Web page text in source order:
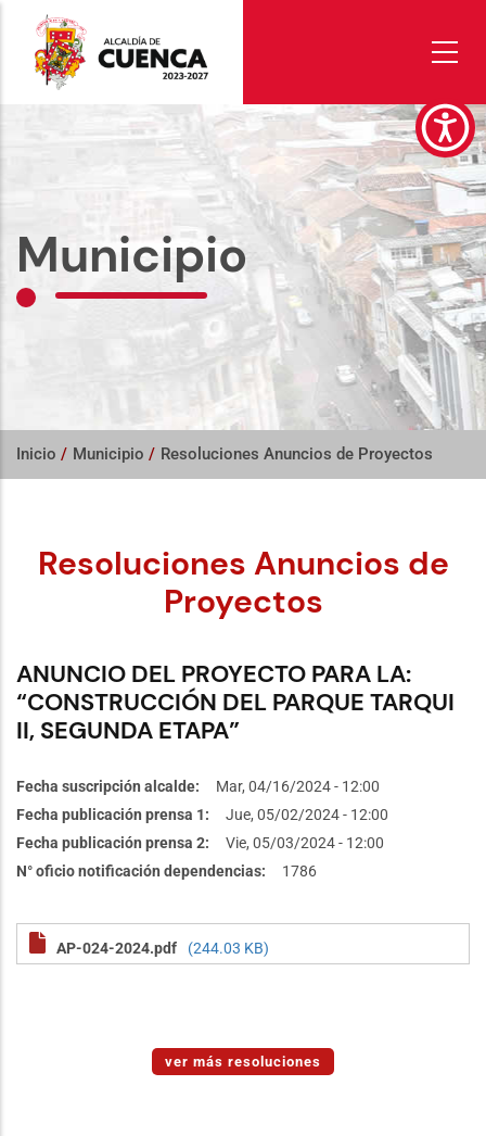
contenido
principal
Municipio
Inicio / Municipio / Resoluciones Anuncios de Proyectos
Resoluciones Anuncios de
Proyectos
ANUNCIO DEL PROYECTO PARA LA:
“CONSTRUCCIÓN DEL PARQUE TARQUI
II, SEGUNDA ETAPA”
Fecha suscripción alcalde
Mar, 04/16/2024 - 12:00
Fecha publicación prensa 1
Jue, 05/02/2024 - 12:00
Fecha publicación prensa 2
Vie, 05/03/2024 - 12:00
N° oficio notificación dependencias
1786
AP-024-2024.pdf (244.03 KB)
ver más resoluciones